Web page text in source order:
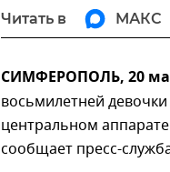
Читать в МАКС
СИМФЕРОПОЛЬ, 20
восьмилетней
центральном
сообщает пресс-